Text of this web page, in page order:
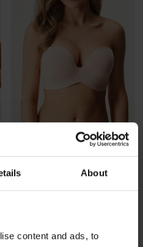
About
content and ads, to
4,9
Bh Push Perfect Bardot
voorgevormd